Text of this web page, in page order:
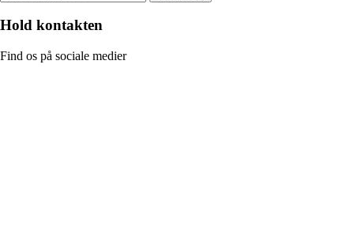
Hold kontakten
Find os på sociale medier